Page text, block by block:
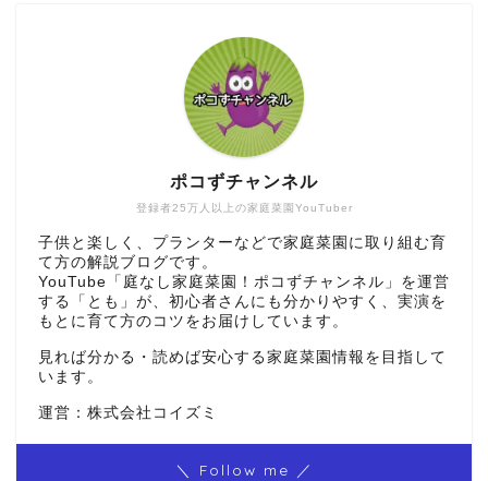
登録者25万人以上の家庭菜園YouTuber
ポコずチャンネル
子供と楽しく、プランターなどで家庭菜園に取り組む育
て方の解説ブログです。
YouTube「庭なし家庭菜園！ポコずチャンネル」を運営
する「とも」が、初心者さんにも分かりやすく、実演を
もとに育て方のコツをお届けしています。
見れば分かる・読めば安心する家庭菜園情報を目指して
います。
運営：株式会社コイズミ
＼ Follow me ／